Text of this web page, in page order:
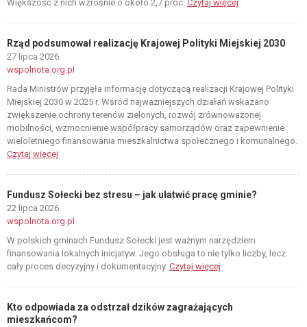
Większość z nich wzrośnie o około 2,7 proc. Czytaj więcej
Rząd podsumował realizację Krajowej Polityki Miejskiej 2030
27 lipca 2026
wspolnota.org.pl
Rada Ministrów przyjęła informację dotyczącą realizacji Krajowej Polityki
Miejskiej 2030 w 2025 r. Wśród najważniejszych działań wskazano
zwiększenie ochrony terenów zielonych, rozwój zrównoważonej
mobilności, wzmocnienie współpracy samorządów oraz zapewnienie
wieloletniego finansowania mieszkalnictwa społecznego i komunalnego.
Czytaj więcej
Fundusz Sołecki bez stresu – jak ułatwić pracę gminie?
22 lipca 2026
wspolnota.org.pl
W polskich gminach Fundusz Sołecki jest ważnym narzędziem
finansowania lokalnych inicjatyw. Jego obsługa to nie tylko liczby, lecz
cały proces decyzyjny i dokumentacyjny. Czytaj więcej
Kto odpowiada za odstrzał dzików zagrażających
mieszkańcom?